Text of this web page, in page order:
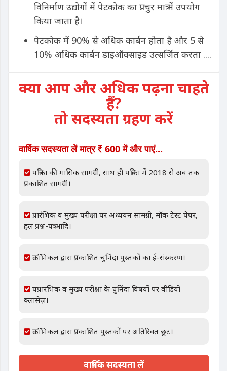
विनिर्माण उद्योगों में पेटकोक का प्रचुर मात्र में उपयोग
किया जाता है।
पेटकोक में 90% से अधिक कार्बन होता है और 5 से
10% अधिक कार्बन डाइऑक्साइड उत्सर्जित करता ....
क्या आप और अधिक पढ़ना चाहते
हैं?
तो सदस्यता ग्रहण करें
वार्षिक सदस्यता लें मात्र 600 में और पाएं...
पत्रिका की मासिक सामग्री, साथ ही पत्रिका में 2018 से अब तक
प्रकाशित सामग्री।
प्रारंभिक व मुख्य परीक्षा पर अध्ययन सामग्री, मॉक टेस्ट पेपर,
हल प्रश्न-पत्र आदि।
क्रॉनिकल द्वारा प्रकाशित चुनिंदा पुस्तकों का ई-संस्करण।
पप्रारंभिक व मुख्य परीक्षा के चुनिंदा विषयों पर वीडियो
क्लासेज़।
क्रॉनिकल द्वारा प्रकाशित पुस्तकों पर अतिरिक्त छूट।
वार्षिक सदस्यता लें